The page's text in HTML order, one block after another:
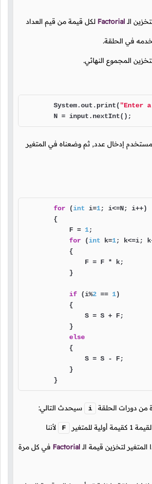
الـ Factorial لكل قيمة من قيم العداد
في الحلقة.
المجموع النهائي.
        System.out.print(
"Enter
        N = input.nextInt();
إدخال عدد, ثم وضعناه في المتغير
for (int i=1; i<=N; i++)
        {
            F =
1;
for (int k=1; k<=i;
            {
                F = F * k;
            }
if (i%2 == 1)
            {
                S = S + F;
            }
else
            {
                S = S - F;
            }
        }
من دورات الحلقة i سيحدث التالي:
1 كقيمة أولية للمتغير F لأننا
لتخزين قيمة الـ Factorial في كل مرة